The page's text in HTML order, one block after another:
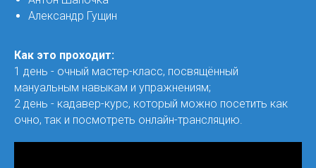
Александр Гущин
Как это проходит:
1 день - очный мастер-класс, посвящённый
мануальным навыкам и упражнениям;
2 день - кадавер-курс, который можно посетить как
очно, так и посмотреть онлайн-трансляцию.